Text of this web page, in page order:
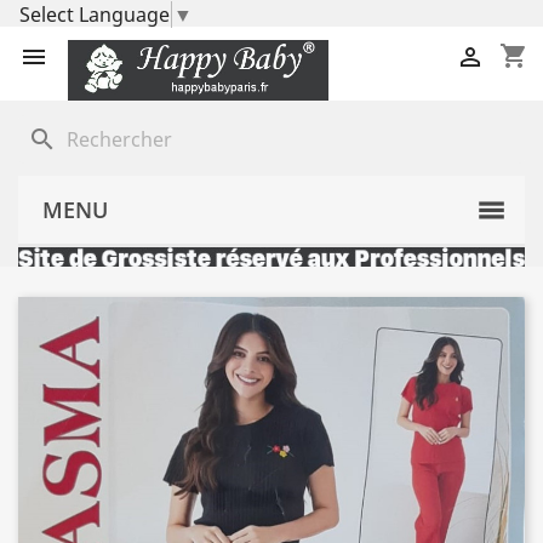
Select Language ▼
 shopping_cart

search
MENU